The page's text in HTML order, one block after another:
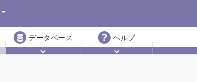
データベース ヘルプ